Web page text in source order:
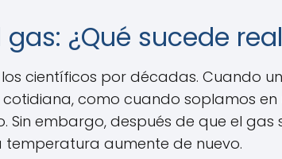
¿Qué sucede
científicos por décadas. Cuando
como cuando soplamos
embargo, después de que el gas
aumente de nuevo.